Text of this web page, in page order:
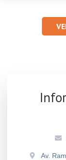
Av.